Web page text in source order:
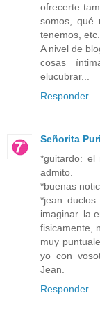
ofrecerte
somos, qué
tenemos, etc.
A nivel de
cosas
elucubrar...
Responder
Señorita Puri
*guitardo: el
admito.
*buenas
*jean
imaginar. la
fisicamente,
muy
yo con
Jean.
Responder